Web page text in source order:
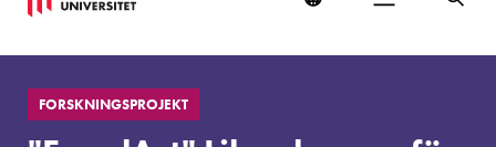
"EqualAct"
Lika
chanser
för
FORSKNINGSPROJEKT